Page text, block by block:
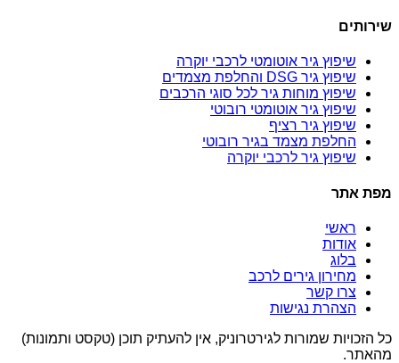
שירותים
שיפוץ גיר אוטומטי לרכבי יוקרה
שיפוץ גיר DSG והחלפת מצמדים
שיפוץ מוחות גיר לכל סוגי הרכבים
שיפוץ גיר אוטומטי רובוטי
שיפוץ גיר רציף
החלפת מצמד בגיר רובוטי
שיפוץ גיר לרכבי יוקרה
מפת אתר
ראשי
אודות
בלוג
מחירון גירים לרכב
צרו קשר
הצהרת נגישות
כל הזכויות שמורות לגירטרוניק, אין להעתיק תוכן (טקסט ותמונות)
מהאתר.